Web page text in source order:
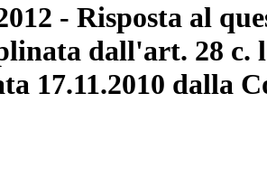
- Risposta al
dall'art. 28 c.
17.11.2010 dalla